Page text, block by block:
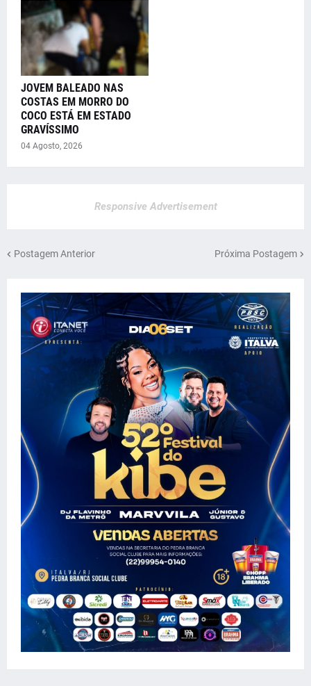
JOVEM BALEADO NAS
COSTAS EM MORRO DO
COCO ESTÁ EM ESTADO
GRAVÍSSIMO
04 Agosto, 2026
Responsive Advertisement
Postagem Anterior Próxima Postagem